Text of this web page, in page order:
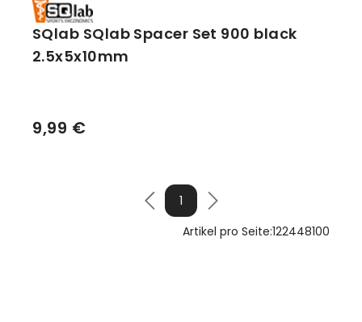
SQlab SQlab Spacer Set 900 black
2.5x5x10mm
9,99 €
1
Artikel pro Seite:122448100